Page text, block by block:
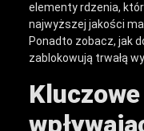
elementy rdzenia,
najwyższej jakości
Ponadto zobacz, jak
zablokowują trwałą